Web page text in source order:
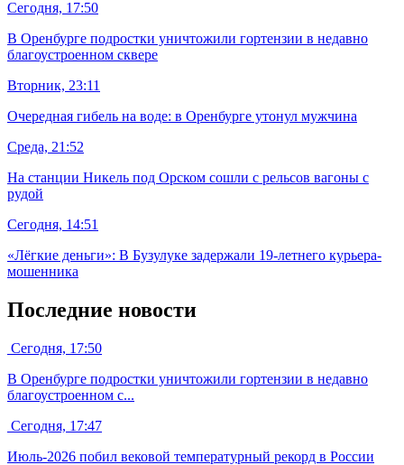
Сегодня, 17:50
В Оренбурге подростки уничтожили гортензии в недавно
благоустроенном сквере
Вторник, 23:11
Очередная гибель на воде: в Оренбурге утонул мужчина
Среда, 21:52
На станции Никель под Орском сошли с рельсов вагоны с
рудой
Сегодня, 14:51
«Лёгкие деньги»: В Бузулуке задержали 19-летнего курьера-
мошенника
Последние новости
Сегодня, 17:50
В Оренбурге подростки уничтожили гортензии в недавно
благоустроенном с...
Сегодня, 17:47
Июль-2026 побил вековой температурный рекорд в России